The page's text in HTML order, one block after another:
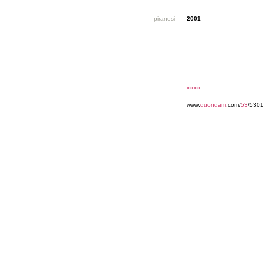
piranesi 2001
««««
www.quondam .com/53/